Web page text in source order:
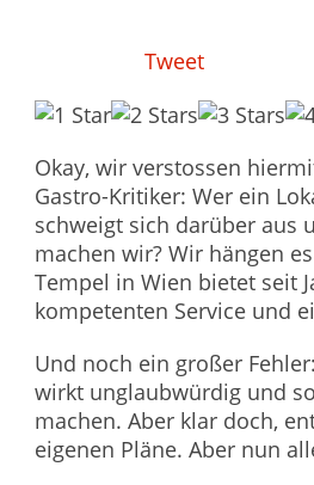
Tweet
Okay, wir verstossen
Gastro-Kritiker: Wer ein
schweigt sich darüber aus
machen wir? Wir hängen
Tempel in Wien bietet seit
kompetenten Service und
Und noch ein großer
wirkt unglaubwürdig und
machen. Aber klar doch,
eigenen Pläne. Aber nun